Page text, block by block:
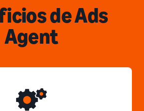
de Ads
Agent